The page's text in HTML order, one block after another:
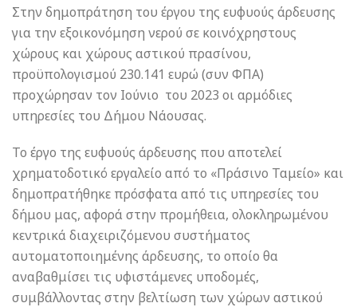
Στην δημοπράτηση του έργου της ευφυούς άρδευσης
για την εξοικονόμηση νερού σε κοινόχρηστους
χώρους και χώρους αστικού πρασίνου,
προϋπολογισμού 230.141 ευρώ (συν ΦΠΑ)
προχώρησαν τον Ιούνιο του 2023 οι αρμόδιες
υπηρεσίες του Δήμου Νάουσας.
Το έργο της ευφυούς άρδευσης που αποτελεί
χρηματοδοτικό εργαλείο από το «Πράσινο Ταμείο» και
δημοπρατήθηκε πρόσφατα από τις υπηρεσίες του
δήμου μας, αφορά στην προμήθεια, ολοκληρωμένου
κεντρικά διαχειριζόμενου συστήματος
αυτοματοποιημένης άρδευσης, το οποίο θα
αναβαθμίσει τις υφιστάμενες υποδομές,
συμβάλλοντας στην βελτίωση των χώρων αστικού